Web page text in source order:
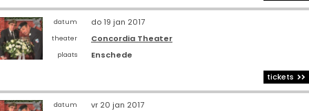
datum do 19 jan 2017
theater Concordia Theater
plaats
Enschede
tickets
datum vr 20 jan 2017